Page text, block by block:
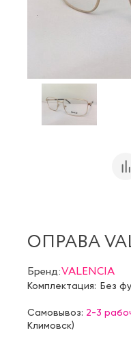
ОПРАВА
Бренд:VALENCIA
Комплектация: Без
Самовывоз: 2-3
Климовск)